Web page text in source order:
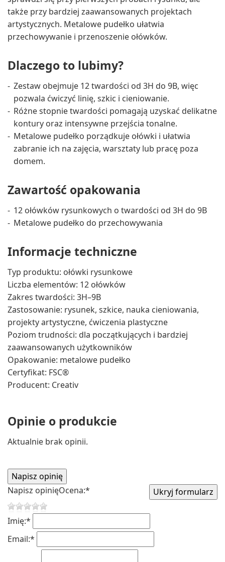
także przy bardziej zaawansowanych projektach
artystycznych. Metalowe pudełko ułatwia
przechowywanie i przenoszenie ołówków.
Dlaczego to lubimy?
Zestaw obejmuje 12 twardości od 3H do 9B, więc
pozwala ćwiczyć linię, szkic i cieniowanie.
Różne stopnie twardości pomagają uzyskać delikatne
kontury oraz intensywne przejścia tonalne.
Metalowe pudełko porządkuje ołówki i ułatwia
zabranie ich na zajęcia, warsztaty lub pracę poza
domem.
Zawartość opakowania
12 ołówków rysunkowych o twardości od 3H do 9B
Metalowe pudełko do przechowywania
Informacje techniczne
Typ produktu: ołówki rysunkowe
Liczba elementów: 12 ołówków
Zakres twardości: 3H–9B
Zastosowanie: rysunek, szkice, nauka cieniowania,
projekty artystyczne, ćwiczenia plastyczne
Poziom trudności: dla początkujących i bardziej
zaawansowanych użytkowników
Opakowanie: metalowe pudełko
Certyfikat: FSC®
Producent: Creativ
Opinie o produkcie
Aktualnie brak opinii.
Napisz opinięOcena:*
Imię:*
Email:*